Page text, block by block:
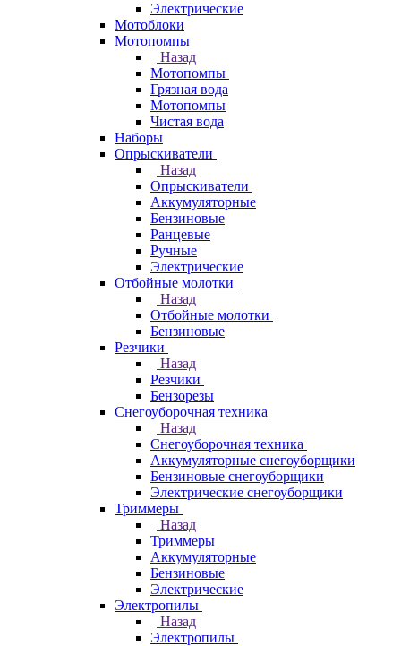
Электрические
Мотоблоки
Мотопомпы
Назад
Мотопомпы
Грязная вода
Мотопомпы
Чистая вода
Наборы
Опрыскиватели
Назад
Опрыскиватели
Аккумуляторные
Бензиновые
Ранцевые
Ручные
Электрические
Отбойные молотки
Назад
Отбойные молотки
Бензиновые
Резчики
Назад
Резчики
Бензорезы
Снегоуборочная техника
Назад
Снегоуборочная техника
Аккумуляторные снегоуборщики
Бензиновые снегоуборщики
Электрические снегоуборщики
Триммеры
Назад
Триммеры
Аккумуляторные
Бензиновые
Электрические
Электропилы
Назад
Электропилы